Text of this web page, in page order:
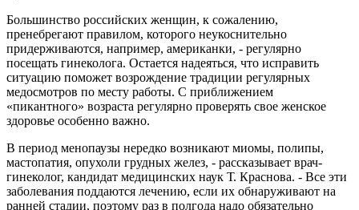
Большинство российских женщин, к сожалению,
пренебрегают правилом, которого неукоснительно
придерживаются, например, американки, - регулярно
посещать гинеколога. Остается надеяться, что исправить
ситуацию поможет возрождение традиции регулярных
медосмотров по месту работы. С приближением
«пикантного» возраста регулярно проверять свое женское
здоровье особенно важно.
В период менопаузы нередко возникают миомы, полипы,
мастопатия, опухоли грудных желез, - рассказывает врач-
гинеколог, кандидат медицинских наук Т. Краснова. - Все эти
заболевания поддаются лечению, если их обнаруживают на
ранней стадии, поэтому раз в полгода надо обязательно